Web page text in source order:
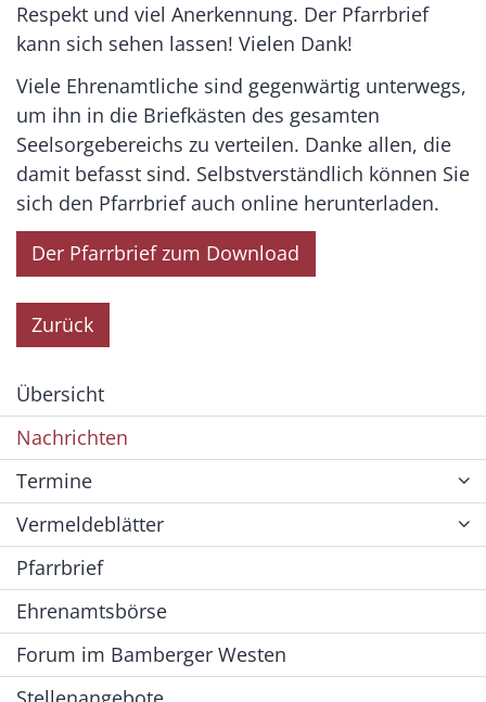
Respekt und viel Anerkennung. Der Pfarrbrief
kann sich sehen lassen! Vielen Dank!
Viele Ehrenamtliche sind gegenwärtig unterwegs,
um ihn in die Briefkästen des gesamten
Seelsorgebereichs zu verteilen. Danke allen, die
damit befasst sind. Selbstverständlich können Sie
sich den Pfarrbrief auch online herunterladen.
Der Pfarrbrief zum Download
Zurück
Übersicht
Nachrichten
Termine
Vermeldeblätter
Pfarrbrief
Ehrenamtsbörse
Forum im Bamberger Westen